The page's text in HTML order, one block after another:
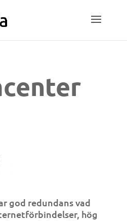
god redundans vad
hög